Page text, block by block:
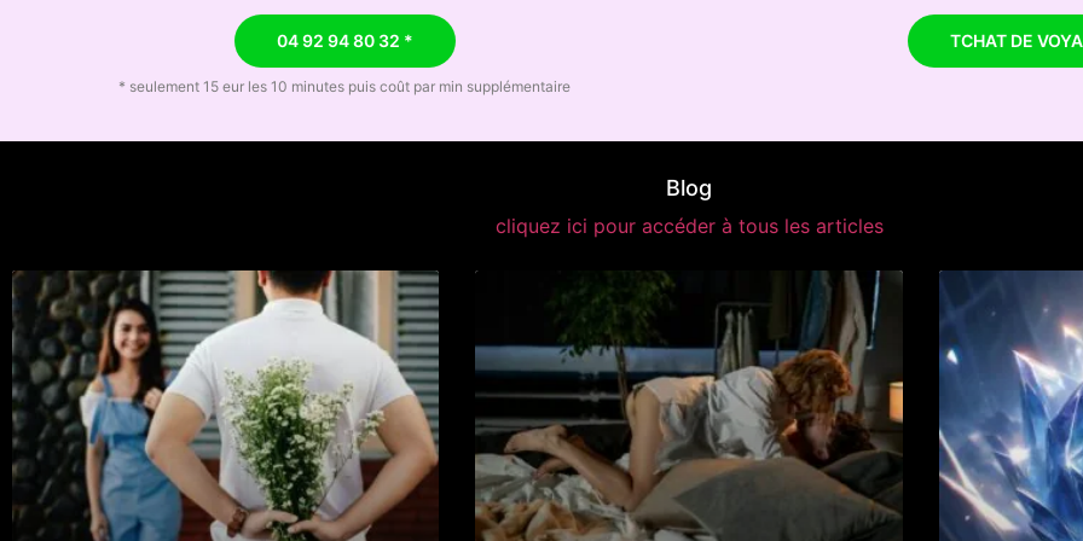
04 92 94 80 32 *
* seulement 15 eur les 10 minutes puis coût par min supplémentaire
TCHAT DE
Blog
cliquez ici pour accéder à tous les articles